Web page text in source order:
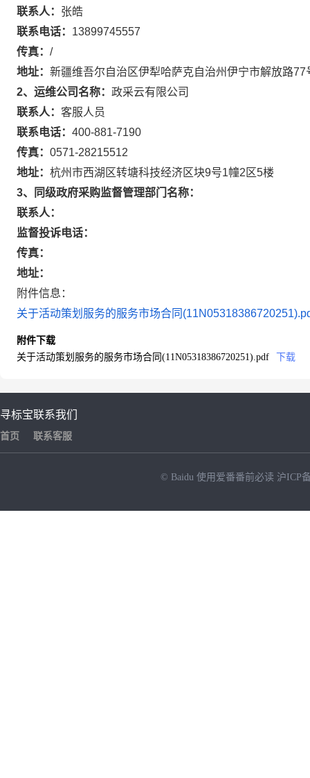
联系人： 张皓
联系电话： 13899745557
传真： /
地址： 新疆维吾尔自治区伊犁哈萨克自治州伊宁市解放路
2、运维公司名称： 政采云有限公司
联系人： 客服人员
联系电话： 400-881-7190
传真： 0571-28215512
地址： 杭州市西湖区转塘科技经济区块9号1幢2区5楼
3、同级政府采购监督管理部门名称：
联系人：
监督投诉电话：
传真：
地址：
附件信息：
关于活动策划服务的服务市场合同
附件下载
关于活动策划服务的服务市场合同(11N05318386720251).pdf
下载
寻标宝
首页
联系我们
联系客服
© Baidu 使用爱番番前必读 沪ICP